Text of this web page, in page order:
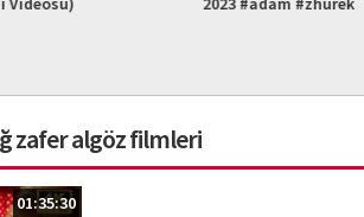
zafer algöz filmleri
01:35:30